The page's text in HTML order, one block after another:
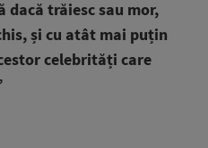
dacă trăiesc sau mor,
și cu atât mai puțin
celebrități care